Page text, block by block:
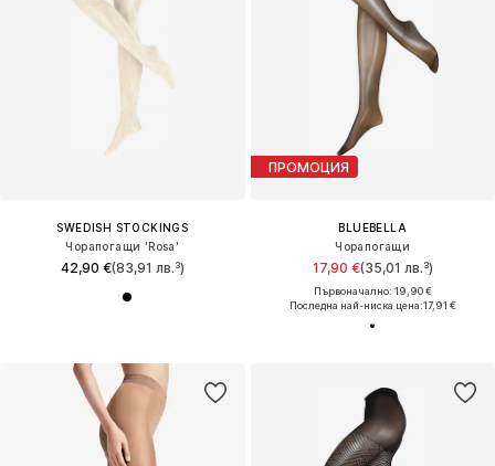
SWEDISH STOCKINGS
Чорапогащи 'Rosa'
42,90 €(83,91 лв.³)
ПРОМОЦИЯ
BLUEBELLA
Чорапогащи
17,90 €(35,01 лв.³)
Първоначално: 19,90 €
Последна най-ниска цена:17,91 €